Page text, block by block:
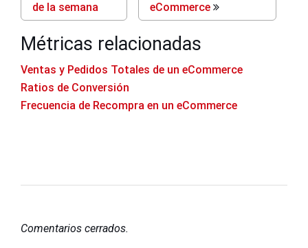
de la semana
eCommerce
Métricas relacionadas
Ventas y Pedidos Totales de un eCommerce
Ratios de Conversión
Frecuencia de Recompra en un eCommerce
Comentarios cerrados.